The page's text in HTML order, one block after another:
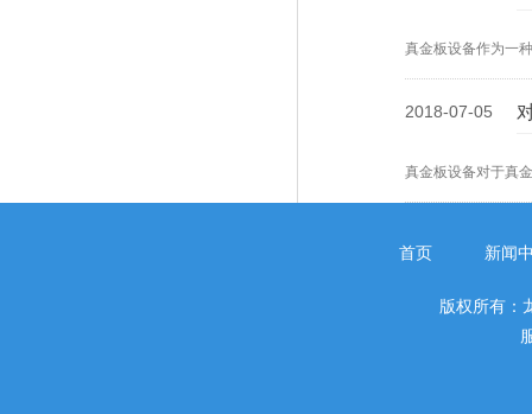
真金板设备作为一
2018-07-05
真金板设备对于真
首页 新闻
版权所有：